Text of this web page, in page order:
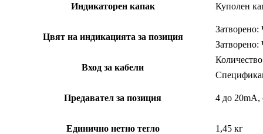
Индикаторен капак Куполен
Цвят на индикацията за позиция
Затворено:
Вход за кабели
Предавател за позиция 4 до 20mA,
Единично нетно тегло 1,45 кг